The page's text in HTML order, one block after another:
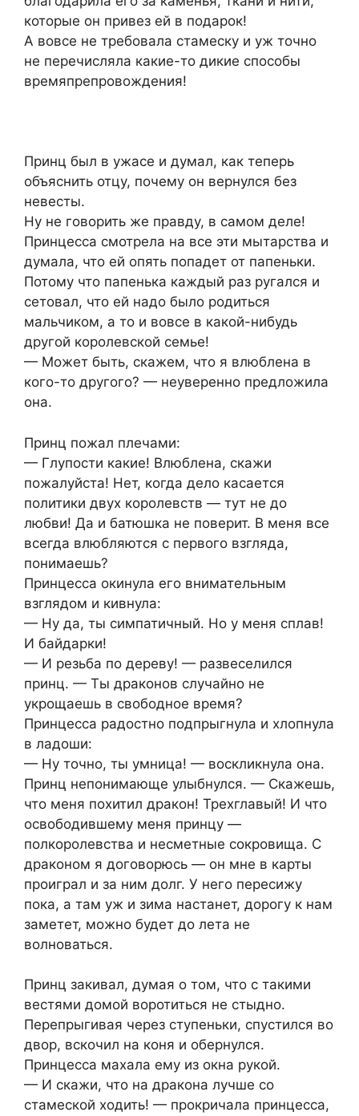
которые он привез ей в подарок!
А вовсе не требовала стамеску и уж точно
не перечисляла какие-то дикие способы
времяпрепровождения!
Принц был в ужасе и думал, как теперь
объяснить отцу, почему он вернулся без
невесты.
Ну не говорить же правду, в самом деле!
Принцесса смотрела на все эти мытарства и
думала, что ей опять попадет от папеньки.
Потому что папенька каждый раз ругался и
сетовал, что ей надо было родиться
мальчиком, а то и вовсе в какой-нибудь
другой королевской семье!
— Может быть, скажем, что я влюблена в
кого-то другого? — неуверенно предложила
она.
Принц пожал плечами:
— Глупости какие! Влюблена, скажи
пожалуйста! Нет, когда дело касается
политики двух королевств — тут не до
любви! Да и батюшка не поверит. В меня все
всегда влюбляются с первого взгляда,
понимаешь?
Принцесса окинула его внимательным
взглядом и кивнула:
— Ну да, ты симпатичный. Но у меня сплав!
И байдарки!
— И резьба по дереву! — развеселился
принц. — Ты драконов случайно не
укрощаешь в свободное время?
Принцесса радостно подпрыгнула и хлопнула
в ладоши:
— Ну точно, ты умница! — воскликнула она.
Принц непонимающе улыбнулся. — Скажешь,
что меня похитил дракон! Трехглавый! И что
освободившему меня принцу —
полкоролевства и несметные сокровища. С
драконом я договорюсь — он мне в карты
проиграл и за ним долг. У него пересижу
пока, а там уж и зима настанет, дорогу к нам
заметет, можно будет до лета не
волноваться.
Принц закивал, думая о том, что с такими
вестями домой воротиться не стыдно.
Перепрыгивая через ступеньки, спустился во
двор, вскочил на коня и обернулся.
Принцесса махала ему из окна рукой.
— И скажи, что на дракона лучше со
стамеской ходить! — прокричала принцесса,